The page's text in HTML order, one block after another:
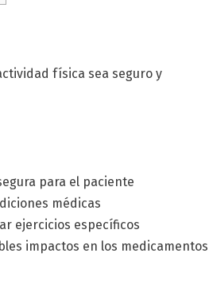
física sea seguro y
para el paciente
médicas
ejercicios específicos
impactos en los medicamentos